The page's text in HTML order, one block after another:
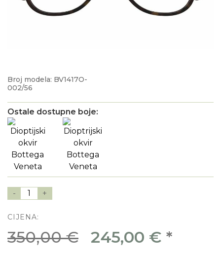
Broj modela: BV1417O-
002/56
Ostale dostupne boje:
- 1 +
CIJENA:
350,00 € 245,00 € *